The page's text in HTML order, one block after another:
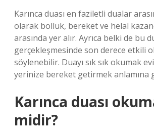
Karınca duası en faziletli dualar
olarak bolluk, bereket ve helal
arasında yer alır. Ayrıca belki de bu
gerçekleşmesinde son derece etkili
söylenebilir. Duayı sık sık okumak
yerinize bereket getirmek anlamına
Karınca duası
midir?